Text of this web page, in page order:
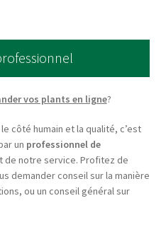
options
may
be
chosen
the
product
page
vos plants en ligne?
côté humain et la qualité, c’est
un professionnel de
de notre service. Profitez de
demander conseil sur la manière
ou un conseil général sur